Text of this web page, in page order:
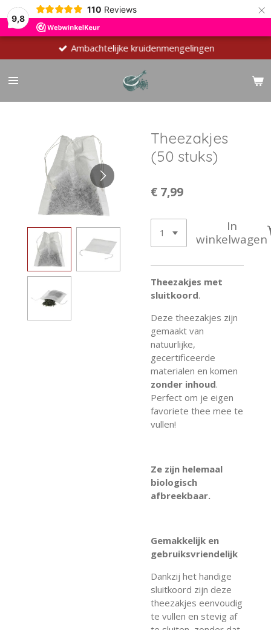
9,8
110 Reviews ×
Ambachtelijke kruidenmengelingen
Theezakjes
(50 stuks)
€ 7,99
In
winkelwagen
Theezakjes met
sluitkoord.
Deze theezakjes zijn
gemaakt van
natuurlijke,
gecertificeerde
materialen en komen
zonder inhoud.
Perfect om je eigen
favoriete thee mee te
vullen!
Ze zijn helemaal
biologisch
afbreekbaar.
Gemakkelijk en
gebruiksvriendelijk
Dankzij het handige
sluitkoord zijn deze
theezakjes eenvoudig
te vullen en stevig af